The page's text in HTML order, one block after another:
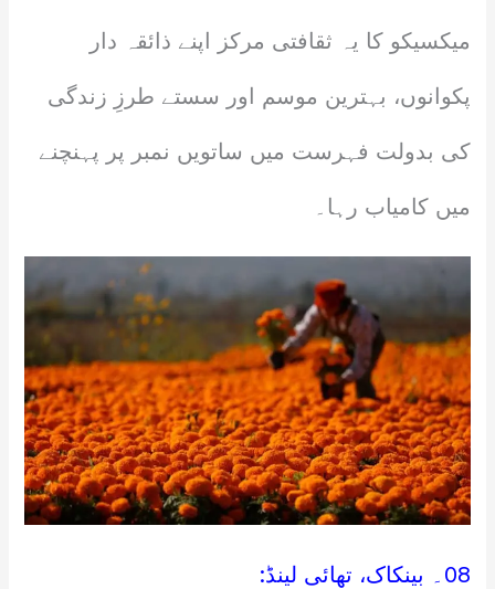
میکسیکو کا یہ ثقافتی مرکز اپنے ذائقہ دار
پکوانوں، بہترین موسم اور سستے طرزِ زندگی
کی بدولت فہرست میں ساتویں نمبر پر پہنچنے
میں کامیاب رہا۔
08۔ بینکاک، تھائی لینڈ: